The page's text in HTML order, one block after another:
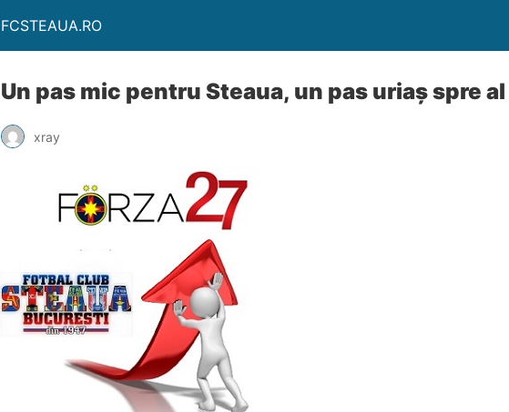
FCSTEAUA.RO
Un pas mic pentru Steaua, un pas uriaș spre
xray